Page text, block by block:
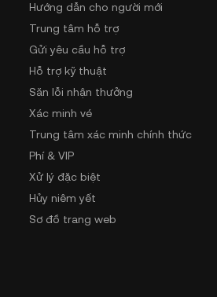
Hướng dẫn cho người mới
Trung tâm hỗ trợ
Gửi yêu cầu hỗ trợ
Hỗ trợ kỹ thuật
Săn lỗi nhận thưởng
Xác minh vé
Trung tâm xác minh chính thức
Phí & VIP
Xử lý đặc biệt
Hủy niêm yết
Sơ đồ trang web